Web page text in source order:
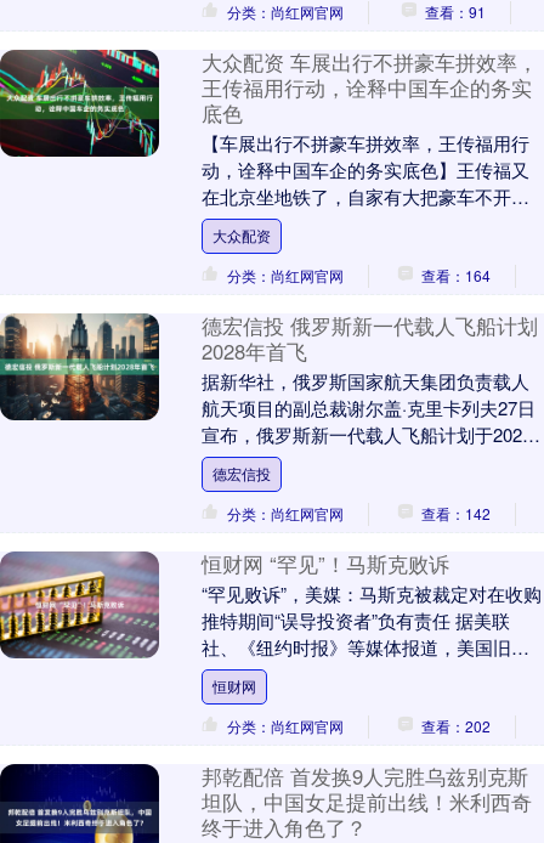
分类：尚红网官网
查看：91
大众配资 车展出行不拼豪车拼效率，
王传福用行动，诠释中国车企的务实
底色
【车展出行不拼豪车拼效率，王传福用行
动，诠释中国车企的务实底色】王传福又
在北京坐地铁了，自家有大把豪车不开，
就是为了出行效率携带李柯和李云飞等高
管挤地铁，真接地....
大众配资
分类：尚红网官网
查看：164
德宏信投 俄罗斯新一代载人飞船计划
2028年首飞
据新华社，俄罗斯国家航天集团负责载人
航天项目的副总裁谢尔盖·克里卡列夫27日
宣布，俄罗斯新一代载人飞船计划于2028
年首飞。 举报 相关阅读 2026国家立法
新....
德宏信投
分类：尚红网官网
查看：142
恒财网 “罕见”！马斯克败诉
“罕见败诉”，美媒：马斯克被裁定对在收购
推特期间“误导投资者”负有责任 据美联
社、《纽约时报》等媒体报道，美国旧金
山联邦法院陪审团当地时间20日裁定，美
国企业家....
恒财网
分类：尚红网官网
查看：202
邦乾配倍 首发换9人完胜乌兹别克斯
坦队，中国女足提前出线！米利西奇
终于进入角色了？